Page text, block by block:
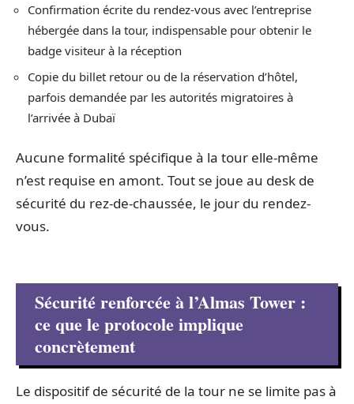
Confirmation écrite du rendez-vous avec l’entreprise
hébergée dans la tour, indispensable pour obtenir le
badge visiteur à la réception
Copie du billet retour ou de la réservation d’hôtel,
parfois demandée par les autorités migratoires à
l’arrivée à Dubaï
Aucune formalité spécifique à la tour elle-même
n’est requise en amont. Tout se joue au desk de
sécurité du rez-de-chaussée, le jour du rendez-
vous.
Sécurité renforcée à l’Almas Tower :
ce que le protocole implique
concrètement
Le dispositif de sécurité de la tour ne se limite pas à